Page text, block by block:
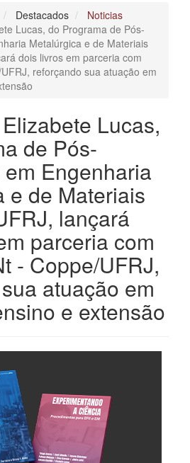
Destacados
Noticias
Lucas, do Programa de Pós-
Metalúrgica e de Materiais
dois livros em parceria com
reforçando sua atuação em
Lucas,
de Pós-
Engenharia
e de Materiais
lançará
parceria com
- Coppe/UFRJ,
atuação em
e extensão